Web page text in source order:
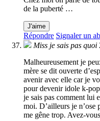
de la puberté …
J'aime
Répondre Signaler un
Miss je sais pas quoi
Malheureusement je
mère se dit ouverte
avenir avec elle car je
pour devenir idole k-
je sais pas comment lui
moi. D’ailleurs je n’ose
me gêne trop. Avez-